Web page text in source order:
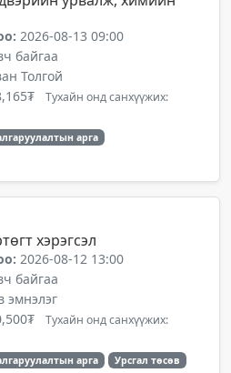
2026-08-13 09:00
байгаа
Толгой
Тухайн онд санхүүжих:
арга
хэрэгсэл
2026-08-12 13:00
байгаа
эмнэлэг
Тухайн онд санхүүжих:
арга Урсгал төсөв